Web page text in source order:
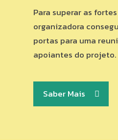
Para superar as
organizadora
portas para uma
apoiantes do projeto.
Saber Mais